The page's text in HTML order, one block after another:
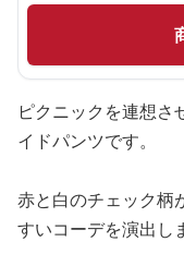
ピクニックを連想さ
イドパンツです。
赤と白のチェック柄
すいコーデを演出し